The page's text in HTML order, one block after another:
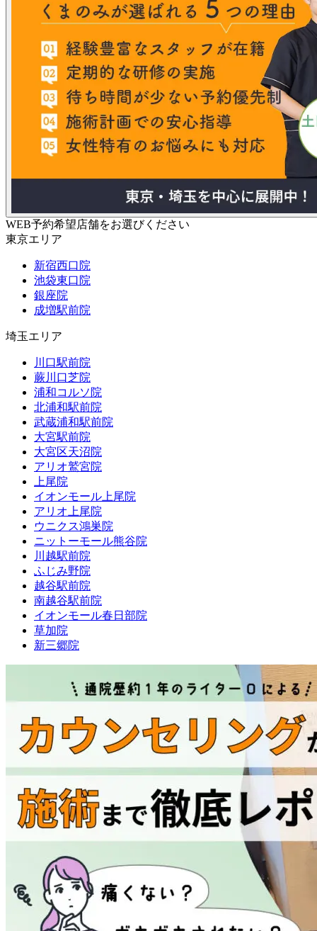
WEB予約希望店舗をお選びください
東京エリア
新宿西口院
池袋東口院
銀座院
成増駅前院
埼玉エリア
川口駅前院
蕨川口芝院
浦和コルソ院
北浦和駅前院
武蔵浦和駅前院
大宮駅前院
大宮区天沼院
アリオ鷲宮院
上尾院
イオンモール上尾院
アリオ上尾院
ウニクス鴻巣院
ニットーモール熊谷院
川越駅前院
ふじみ野院
越谷駅前院
南越谷駅前院
イオンモール春日部院
草加院
新三郷院